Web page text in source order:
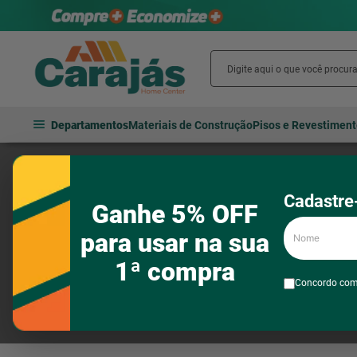
DepartamentosMateriais de ConstruçãoPisos e
Ganhe 5% OFF
para usar na sua
1ª compra
Nome
Concordo
Segurança e comunicação